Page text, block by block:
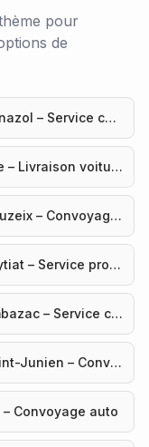
pour
de
Convoyeur automobile Nantes Panazol – Service convoyage
Convoyeur automobile Nantes Isle – Livraison voiture
Convoyeur automobile Nantes Couzeix – Convoyage auto
Convoyeur automobile Nantes Feytiat – Service professionnel
Convoyeur automobile Nantes Ambazac – Service convoyage
Convoyeur automobile Nantes Saint-Junien – Convoyage auto
Convoyage auto